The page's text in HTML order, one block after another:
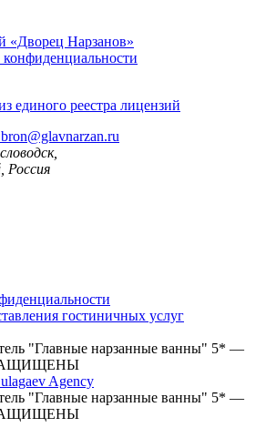
«Дворец Нарзанов»
единого реестра лицензий
Россия
гостиничных услуг
"Главные нарзанные ванны" 5* —
Agency
"Главные нарзанные ванны" 5* —